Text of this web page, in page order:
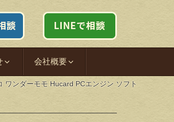
会社概要
ワンダーモモ Hucard PCエンジン ソフト